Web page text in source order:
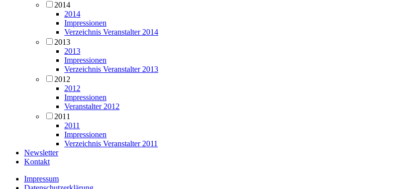
2014
2014
Impressionen
Verzeichnis Veranstalter 2014
2013
2013
Impressionen
Verzeichnis Veranstalter 2013
2012
2012
Impressionen
Veranstalter 2012
2011
2011
Impressionen
Verzeichnis Veranstalter 2011
Newsletter
Kontakt
Impressum